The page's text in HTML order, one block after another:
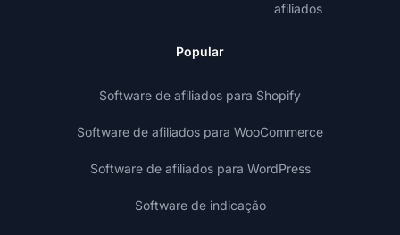
afiliados
Popular
Software de afiliados para Shopify
Software de afiliados para WooCommerce
Software de afiliados para WordPress
Software de indicação